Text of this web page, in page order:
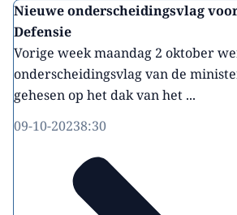
Nieuwe onderscheidingsvlag
Defensie
Vorige week maandag 2 oktober
onderscheidingsvlag van de
gehesen op het dak van het ...
09-10-20238:30